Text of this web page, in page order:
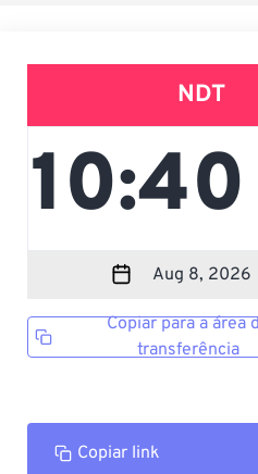
NDT
Copiar para a área
transferência
Copiar link